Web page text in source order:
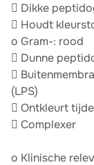
 Dikke
 Houdt
o Gram-: rood
 Dunne

(LPS)
 Ontkleurt
 Complexer
o Klinische